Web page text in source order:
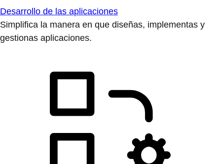
Desarrollo de las aplicaciones
Simplifica la manera en que diseñas, implementas y
gestionas aplicaciones.